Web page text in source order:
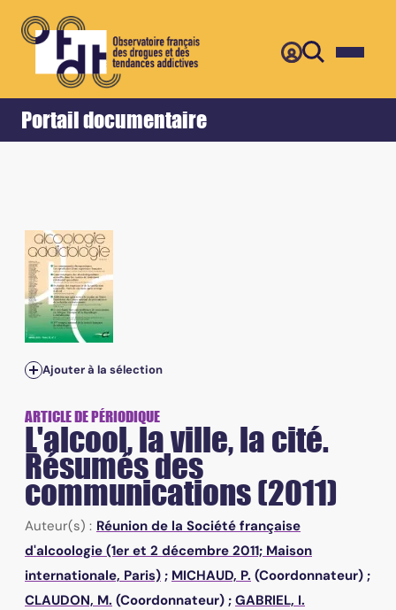
Portail documentaire
Accueil Retour
Ajouter à la sélection
ARTICLE DE PÉRIODIQUE
L'alcool, la ville, la cité.
Résumés des
communications (2011)
Auteur(s) : Réunion de la Société française
d'alcoologie (1er et 2 décembre 2011; Maison
internationale, Paris) ; MICHAUD, P. (Coordonnateur) ;
CLAUDON, M. (Coordonnateur) ; GABRIEL, I.